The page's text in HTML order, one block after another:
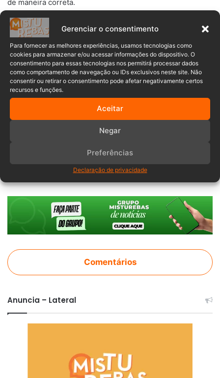
Gerenciar o consentimento
Para fornecer as melhores experiências, usamos tecnologias como
cookies para armazenar e/ou acessar informações do dispositivo. O
consentimento para essas tecnologias nos permitirá processar dados
como comportamento de navegação ou IDs exclusivos neste site. Não
consentir ou retirar o consentimento pode afetar negativamente certos
recursos e funções.
Aceitar
Negar
Preferências
Declaração de privacidade
de maneira correta.
Foto: Corpo de Bombeiros
O equipamento foi o que veio a proteger sua cabeça na
colisão direta contra o poste de iluminação pública.
Acidente colisão contra poste
motociclista Santa Catarina
Comentários
Anuncia – Lateral